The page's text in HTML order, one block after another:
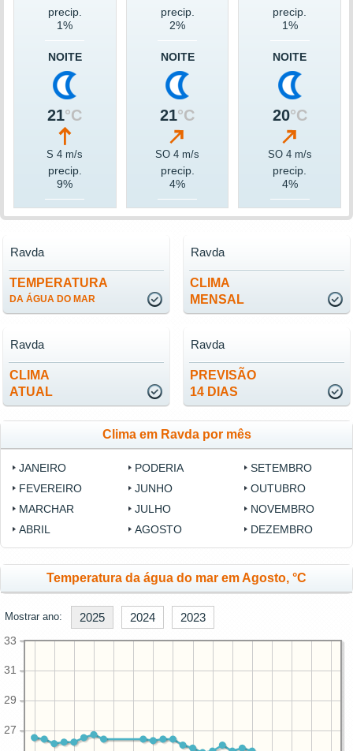
precip.
1%
NOITE
21°C
S 4 m/s
precip.
9%
precip.
2%
NOITE
21°C
SO 4 m/s
precip.
4%
precip.
1%
NOITE
20°C
SO 4 m/s
precip.
4%
TEMPERATURA
DA ÁGUA DO MAR
Ravda
CLIMA
MENSAL
Ravda
CLIMA
ATUAL
Ravda
PREVISÃO
14 DIAS
Ravda
Clima em Ravda por mês
JANEIRO
FEVEREIRO
MARCHAR
ABRIL
PODERIA
JUNHO
JULHO
AGOSTO
SETEMBRO
OUTUBRO
NOVEMBRO
DEZEMBRO
Temperatura da água do mar em Agosto, °C
Mostrar ano: 2025 2024 2023
27
29
31
33